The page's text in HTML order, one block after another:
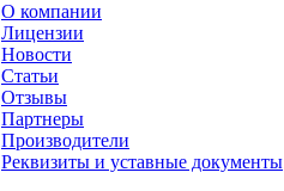
О компании
Лицензии
Новости
Статьи
Отзывы
Партнеры
Производители
Реквизиты и уставные документы